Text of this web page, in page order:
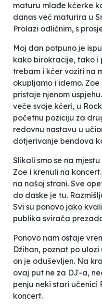
maturu mlađe kćerke
danas već maturira u
Prolazi odličnim, s
Moj dan potpuno je
kako birokracije, tako i
trebam i kćer voziti na
okupljamo i idemo.
pristaje njenom
veče svoje kćeri, u
početnu poziciju za
redovnu nastavu u
dotjerivanje bendova
Slikali smo se na
Zoe i krenuli na
na našoj strani. Sve
do daske je tu.
Svi su ponovo jako
publika svirača
Ponovo nam ostaje
Džihan, poznat po
on je oduševljen. Na
ovaj put ne za DJ-a,
penju neki stari učenici
koncert.